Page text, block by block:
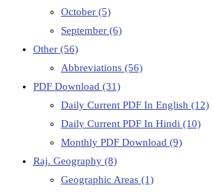
October (5)
September (6)
Other (56)
Abbreviations (56)
PDF Download (31)
Daily Current PDF In English (12)
Daily Current PDF In Hindi (10)
Monthly PDF Download (9)
Raj. Geography (8)
Geographic Areas (1)